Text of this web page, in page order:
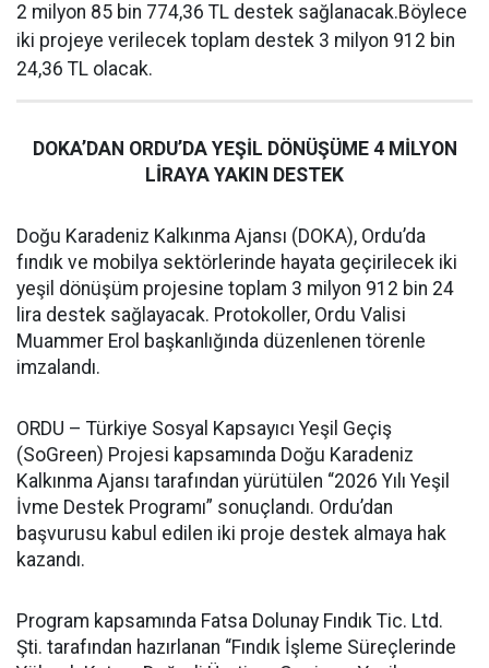
2 milyon 85 bin 774,36 TL destek sağlanacak.Böylece
iki projeye verilecek toplam destek 3 milyon 912 bin
24,36 TL olacak.
DOKA’DAN ORDU’DA YEŞİL DÖNÜŞÜME 4 MİLYON
LİRAYA YAKIN DESTEK
Doğu Karadeniz Kalkınma Ajansı (DOKA), Ordu’da
fındık ve mobilya sektörlerinde hayata geçirilecek iki
yeşil dönüşüm projesine toplam 3 milyon 912 bin 24
lira destek sağlayacak. Protokoller, Ordu Valisi
Muammer Erol başkanlığında düzenlenen törenle
imzalandı.
ORDU – Türkiye Sosyal Kapsayıcı Yeşil Geçiş
(SoGreen) Projesi kapsamında Doğu Karadeniz
Kalkınma Ajansı tarafından yürütülen “2026 Yılı Yeşil
İvme Destek Programı” sonuçlandı. Ordu’dan
başvurusu kabul edilen iki proje destek almaya hak
kazandı.
Program kapsamında Fatsa Dolunay Fındık Tic. Ltd.
Şti. tarafından hazırlanan “Fındık İşleme Süreçlerinde